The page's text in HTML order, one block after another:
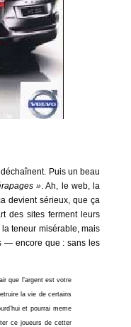
Puis un beau
». Ah, le web, la
devient sérieux, que ça
des sites ferment leurs
teneur misérable, mais
— encore que : sans les
que l’argent est votre
la vie de certains
et pourrai meme
ce joueurs de cetter